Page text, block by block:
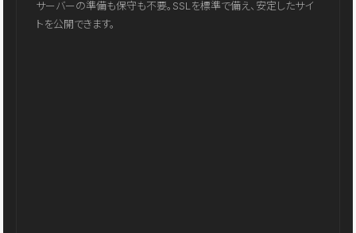
サーバーの準備も保守も不要。SSLを標準で備え、安定したサイ
トを公開できます。